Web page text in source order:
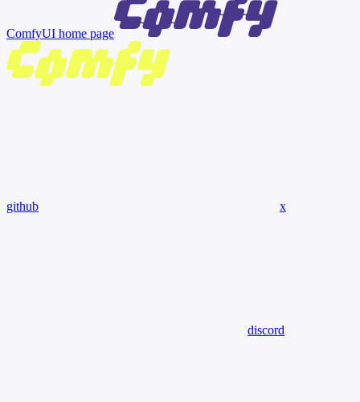
ComfyUI home page
github x
discord